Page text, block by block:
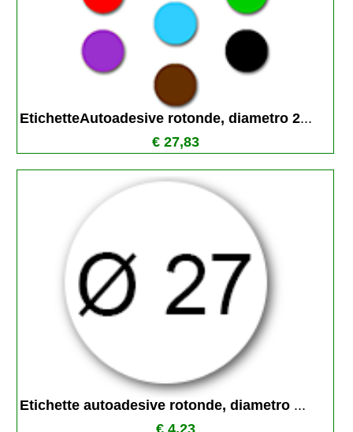
EtichetteAutoadesive rotonde, diametro 2...
€ 27,83
Etichette autoadesive rotonde, diametro ...